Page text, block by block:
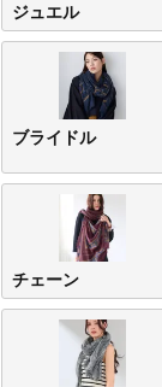
ジュエル
ブライドル
チェーン